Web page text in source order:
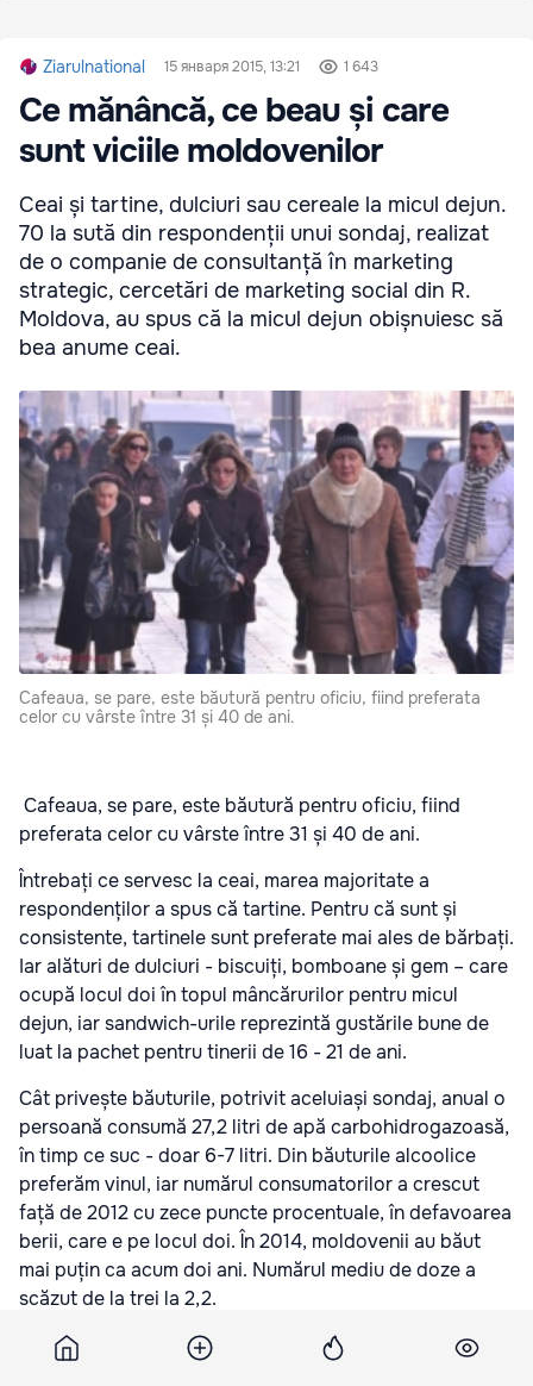
Ziarulnational 15 января 2015, 13:21 1 643
Ce mănâncă, ce beau și care
sunt viciile moldovenilor
Ceai și tartine, dulciuri sau cereale la micul dejun.
70 la sută din respondenții unui sondaj, realizat
de o companie de consultanță în marketing
strategic, cercetări de marketing social din R.
Moldova, au spus că la micul dejun obișnuiesc să
bea anume ceai.
Cafeaua, se pare, este băutură pentru oficiu, fiind preferata
celor cu vârste între 31 și 40 de ani.
Cafeaua, se pare, este băutură pentru oficiu, fiind
preferata celor cu vârste între 31 și 40 de ani.
Întrebați ce servesc la ceai, marea majoritate a
respondenților a spus că tartine. Pentru că sunt și
consistente, tartinele sunt preferate mai ales de bărbați.
Iar alături de dulciuri - biscuiți, bomboane și gem – care
ocupă locul doi în topul mâncărurilor pentru micul
dejun, iar sandwich-urile reprezintă gustările bune de
luat la pachet pentru tinerii de 16 - 21 de ani.
Cât privește băuturile, potrivit aceluiași sondaj, anual o
persoană consumă 27,2 litri de apă carbohidrogazoasă,
în timp ce suc - doar 6-7 litri. Din băuturile alcoolice
preferăm vinul, iar numărul consumatorilor a crescut
față de 2012 cu zece puncte procentuale, în defavoarea
berii, care e pe locul doi. În 2014, moldovenii au băut
mai puțin ca acum doi ani. Numărul mediu de doze a
scăzut de la trei la 2,2.
La capitolul vicii, moldovenii trec pe primul loc fumatul.